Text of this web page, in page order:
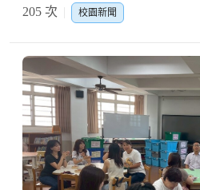
205 次
校園新聞